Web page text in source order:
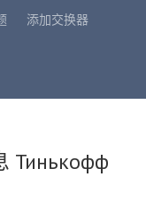
添加交换器
Тинькофф